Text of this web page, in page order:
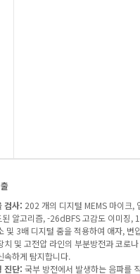
검사: 202 개의 디지털 MEMS 마이크,
된 알고리즘, -26dBFS 고감도 이미징,
및 3배 디지털 줌을 적용하여 애자, 변
치 및 고전압 라인의 부분방전과 코로
속하게 탐지합니다.
진단: 국부 방전에서 발생하는 음파를